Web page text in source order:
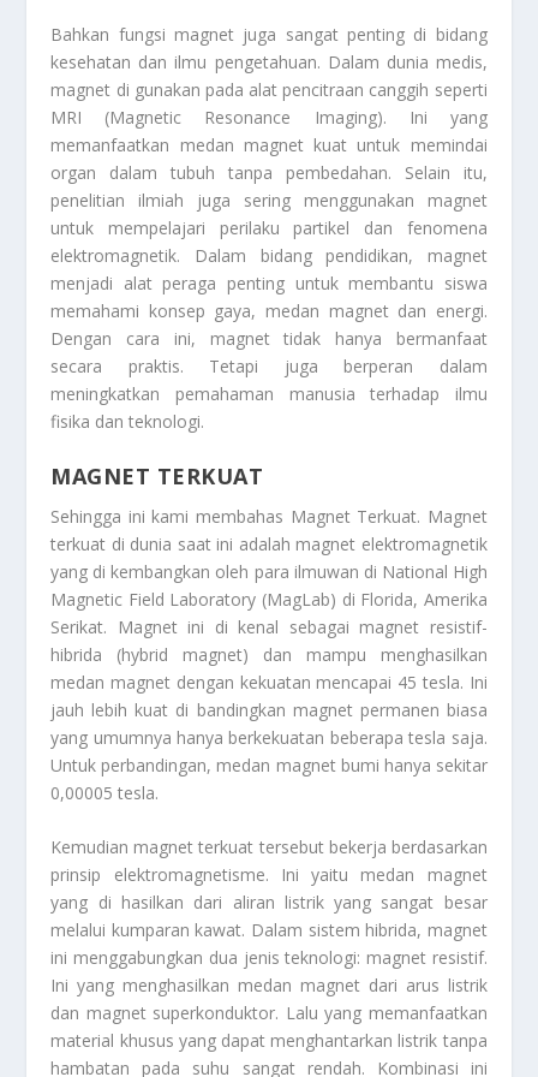
Bahkan fungsi magnet juga sangat penting di bidang
kesehatan dan ilmu pengetahuan. Dalam dunia medis,
magnet di gunakan pada alat pencitraan canggih seperti
MRI (Magnetic Resonance Imaging). Ini yang
memanfaatkan medan magnet kuat untuk memindai
organ dalam tubuh tanpa pembedahan. Selain itu,
penelitian ilmiah juga sering menggunakan magnet
untuk mempelajari perilaku partikel dan fenomena
elektromagnetik. Dalam bidang pendidikan, magnet
menjadi alat peraga penting untuk membantu siswa
memahami konsep gaya, medan magnet dan energi.
Dengan cara ini, magnet tidak hanya bermanfaat
secara praktis. Tetapi juga berperan dalam
meningkatkan pemahaman manusia terhadap ilmu
fisika dan teknologi.
MAGNET TERKUAT
Sehingga ini kami membahas Magnet Terkuat. Magnet
terkuat di dunia saat ini adalah magnet elektromagnetik
yang di kembangkan oleh para ilmuwan di National High
Magnetic Field Laboratory (MagLab) di Florida, Amerika
Serikat. Magnet ini di kenal sebagai magnet resistif-
hibrida (hybrid magnet) dan mampu menghasilkan
medan magnet dengan kekuatan mencapai 45 tesla. Ini
jauh lebih kuat di bandingkan magnet permanen biasa
yang umumnya hanya berkekuatan beberapa tesla saja.
Untuk perbandingan, medan magnet bumi hanya sekitar
0,00005 tesla.
Kemudian magnet terkuat tersebut bekerja berdasarkan
prinsip elektromagnetisme. Ini yaitu medan magnet
yang di hasilkan dari aliran listrik yang sangat besar
melalui kumparan kawat. Dalam sistem hibrida, magnet
ini menggabungkan dua jenis teknologi: magnet resistif.
Ini yang menghasilkan medan magnet dari arus listrik
dan magnet superkonduktor. Lalu yang memanfaatkan
material khusus yang dapat menghantarkan listrik tanpa
hambatan pada suhu sangat rendah. Kombinasi ini